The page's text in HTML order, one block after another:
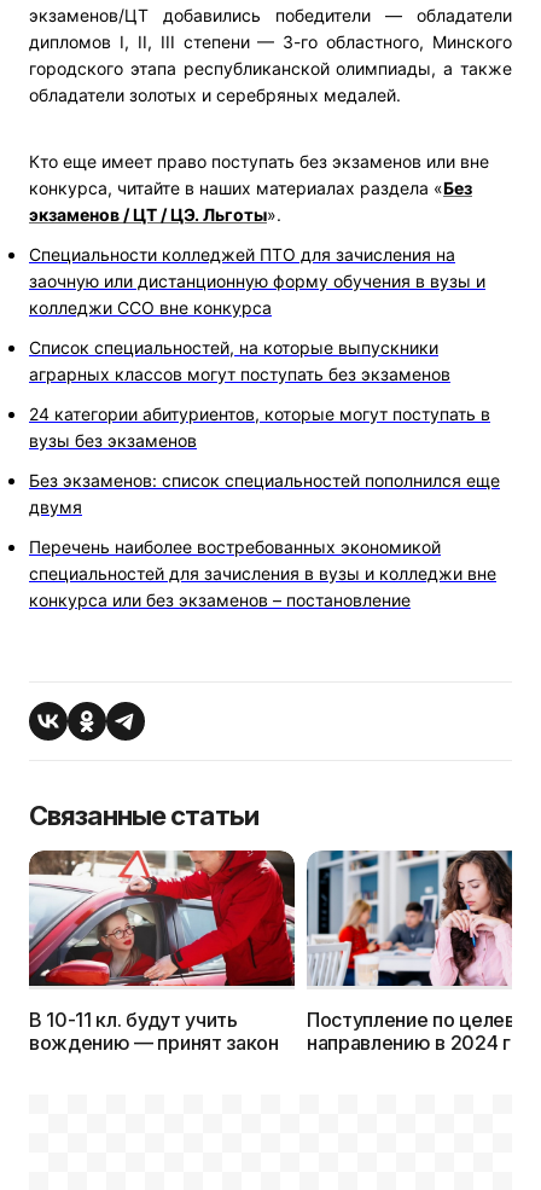
экзаменов/ЦТ добавились победители — обладатели
дипломов I, II, III степени — 3-го областного, Минского
городского этапа республиканской олимпиады, а также
обладатели золотых и серебряных медалей.
Кто еще имеет право поступать без экзаменов или вне
конкурса, читайте в наших материалах раздела «Без
экзаменов / ЦТ / ЦЭ. Льготы».
Специальности колледжей ПТО для зачисления на
заочную или дистанционную форму обучения в вузы и
колледжи ССО вне конкурса
Список специальностей, на которые выпускники
аграрных классов могут поступать без экзаменов
24 категории абитуриентов, которые могут поступать в
вузы без экзаменов
Без экзаменов: список специальностей пополнился еще
двумя
Перечень наиболее востребованных экономикой
специальностей для зачисления в вузы и колледжи вне
конкурса или без экзаменов – постановление
Связанные статьи
В 10-11 кл. будут учить
вождению — принят закон
Поступление по
направлению в 2024